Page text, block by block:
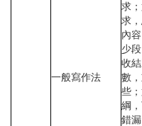
一般寫作法
求
求
內
少
收
數
些
綱
錯